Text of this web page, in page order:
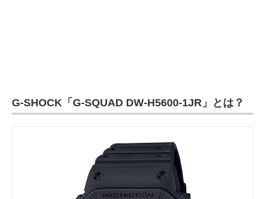
G-SHOCK「G-SQUAD DW-H5600-1JR」とは？